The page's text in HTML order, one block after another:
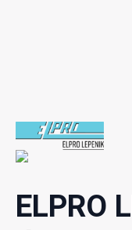
ELPRO